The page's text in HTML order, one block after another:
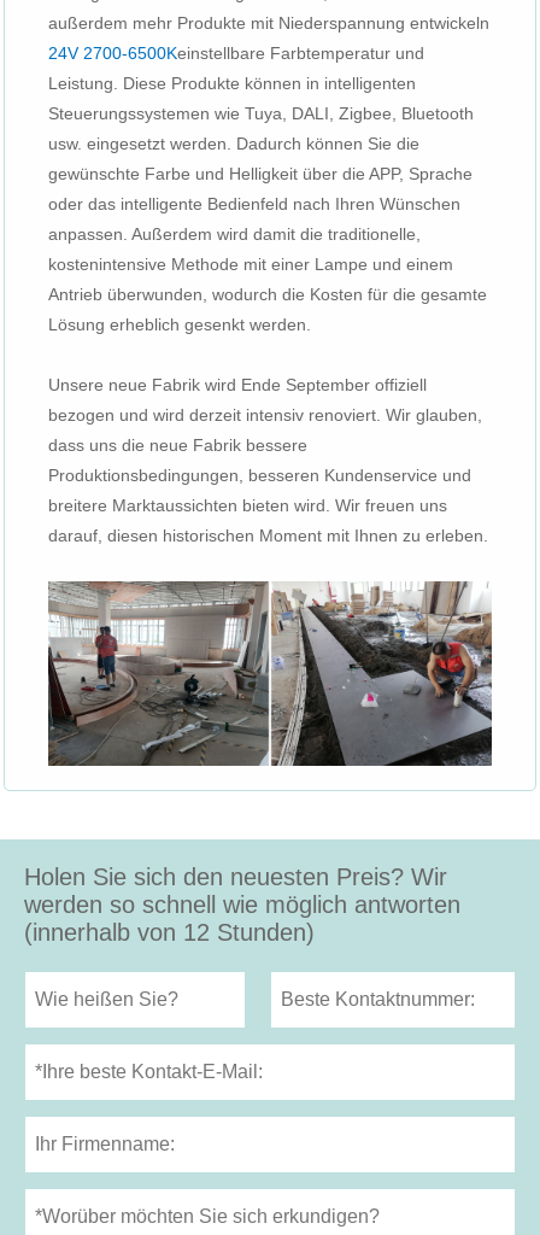
außerdem mehr Produkte mit Niederspannung entwickeln
24V 2700-6500Keinstellbare Farbtemperatur und
Leistung. Diese Produkte können in intelligenten
Steuerungssystemen wie Tuya, DALI, Zigbee, Bluetooth
usw. eingesetzt werden. Dadurch können Sie die
gewünschte Farbe und Helligkeit über die APP, Sprache
oder das intelligente Bedienfeld nach Ihren Wünschen
anpassen. Außerdem wird damit die traditionelle,
kostenintensive Methode mit einer Lampe und einem
Antrieb überwunden, wodurch die Kosten für die gesamte
Lösung erheblich gesenkt werden.
Unsere neue Fabrik wird Ende September offiziell
bezogen und wird derzeit intensiv renoviert. Wir glauben,
dass uns die neue Fabrik bessere
Produktionsbedingungen, besseren Kundenservice und
breitere Marktaussichten bieten wird. Wir freuen uns
darauf, diesen historischen Moment mit Ihnen zu erleben.
Holen Sie sich den neuesten Preis? Wir
werden so schnell wie möglich antworten
(innerhalb von 12 Stunden)